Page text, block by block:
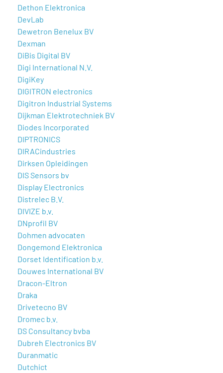
Dethon Elektronica
DevLab
Dewetron Benelux BV
Dexman
DiBis Digital BV
Digi International N.V.
DigiKey
DIGITRON electronics
Digitron Industrial Systems
Dijkman Elektrotechniek BV
Diodes Incorporated
DIPTRONICS
DIRACindustries
Dirksen Opleidingen
DIS Sensors bv
Display Electronics
Distrelec B.V.
DIVIZE b.v.
DNprofil BV
Dohmen advocaten
Dongemond Elektronica
Dorset Identification b.v.
Douwes International BV
Dracon-Eltron
Draka
Drivetecno BV
Dromec b.v.
DS Consultancy bvba
Dubreh Electronics BV
Duranmatic
Dutchict